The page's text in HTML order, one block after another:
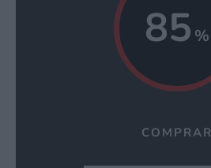
85
COMPRAR